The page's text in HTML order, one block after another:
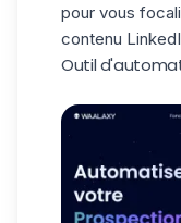
pour vous
contenu
Outil